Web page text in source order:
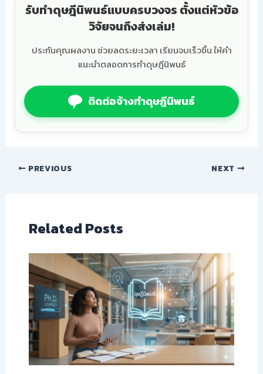
รับทำดุษฎีนิพนธ์แบบครบวงจร ตั้งแต่หัวข้อ
วิจัยจนถึงส่งเล่ม!
ประกันคุณผลงาน ช่วยลดระยะเวลา เรียนจบเร็วขึ้น ให้คำ
แนะนำตลอดการทำดุษฎีนิพนธ์
ติดต่อจ้างทำดุษฎีนิพนธ์
PREVIOUS NEXT
Related Posts